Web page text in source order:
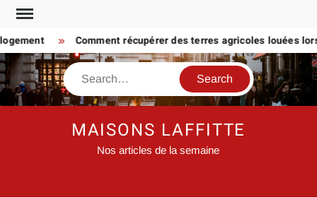
Skip
content
Comment récupérer des terres agricoles louées
Search
MAISONS LAFFITTE
Nos articles de la semaine